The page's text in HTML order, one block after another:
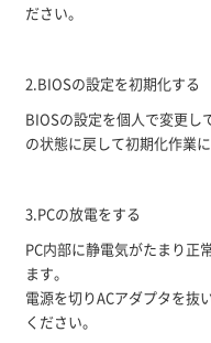
ださい。
2.BIOSの設定を初期化する
BIOSの設定を個人で変更し
の状態に戻して初期化作業
3.PCの放電をする
PC内部に静電気がたまり正
ます。
電源を切りACアダプタを抜
ください。